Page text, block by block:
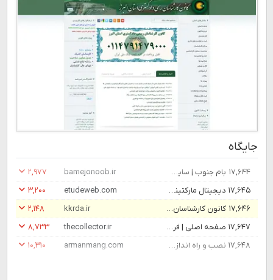
جایگاه
۱۷,۶۴۴ بام جنوب | سایت خبری بام جنوب bamejonoob.ir
۲,۹۷۷
۱۷,۶۴۵
دیجیتال مارکتینگ مشهد | آژانس دیجیتال مارکتینگ اتود etudeweb.com
۳,۲۰۰
۱۷,۶۴۶
کانون کارشناسان رسمی دادگستری استان البرز kkrda.ir
۲,۱۴۸
۱۷,۶۴۷
صفحه اصلی | فروشگاه اینترنتی کالکتور thecollector.ir
۸,۷۳۳
۱۷,۶۴۸
نصب و راه اندازی پله برقی armanmang.com ۱۰,۳۱۰